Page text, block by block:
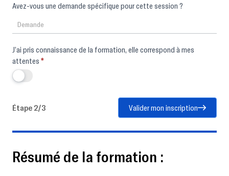
Avez-vous une demande spécifique pour cette session ?
J’ai pris connaissance de la formation, elle correspond à mes
attentes *
Étape 2/3 Valider mon inscription
Résumé de la formation :